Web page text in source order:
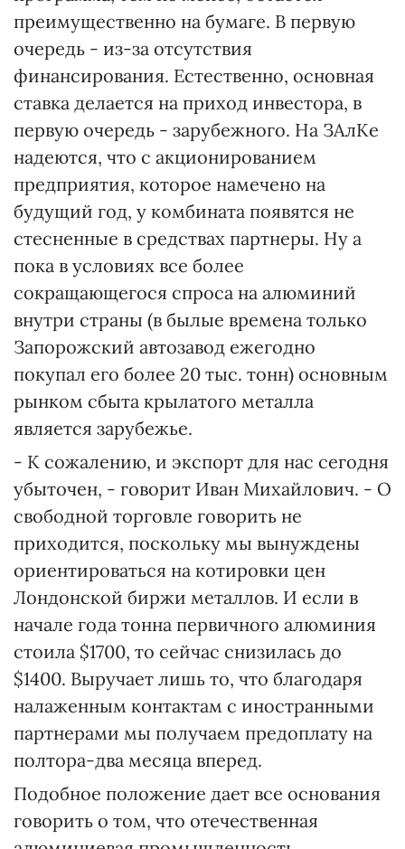
преимущественно на бумаге. В первую
очередь - из-за отсутствия
финансирования. Естественно, основная
ставка делается на приход инвестора, в
первую очередь - зарубежного. На ЗАлКе
надеются, что с акционированием
предприятия, которое намечено на
будущий год, у комбината появятся не
стесненные в средствах партнеры. Ну а
пока в условиях все более
сокращающегося спроса на алюминий
внутри страны (в былые времена только
Запорожский автозавод ежегодно
покупал его более 20 тыс. тонн) основным
рынком сбыта крылатого металла
является зарубежье.
- К сожалению, и экспорт для нас сегодня
убыточен, - говорит Иван Михайлович. - О
свободной торговле говорить не
приходится, поскольку мы вынуждены
ориентироваться на котировки цен
Лондонской биржи металлов. И если в
начале года тонна первичного алюминия
стоила $1700, то сейчас снизилась до
$1400. Выручает лишь то, что благодаря
налаженным контактам с иностранными
партнерами мы получаем предоплату на
полтора-два месяца вперед.
Подобное положение дает все основания
говорить о том, что отечественная